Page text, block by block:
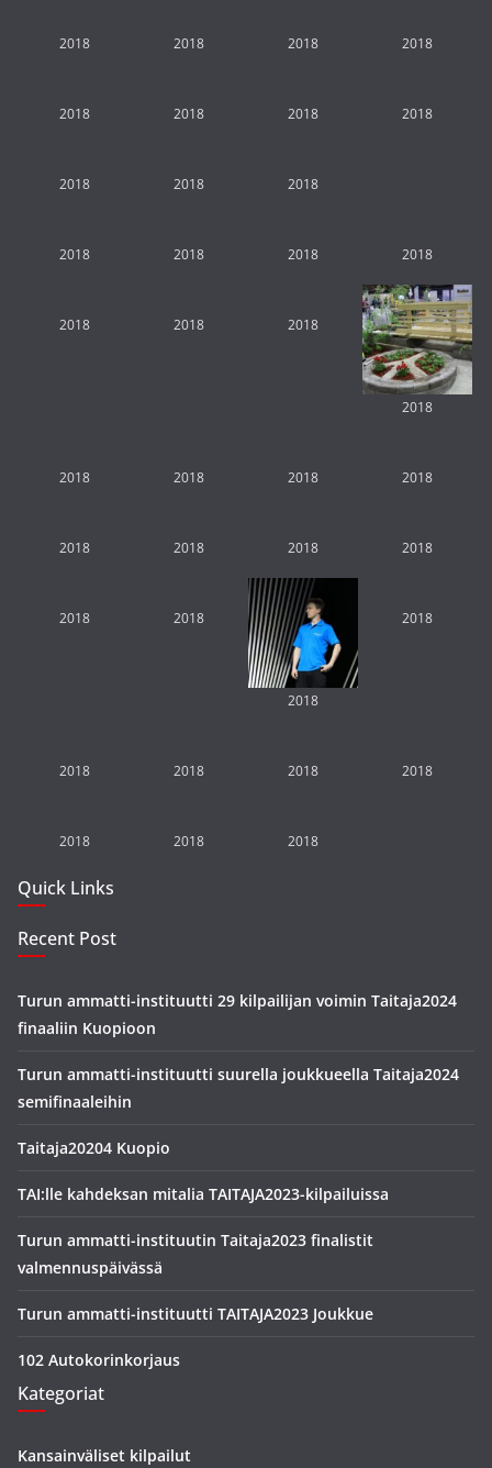
2018 2018 2018 2018
2018 2018 2018 2018
2018 2018 2018
2018 2018 2018 2018
2018 2018 2018
2018
2018 2018 2018 2018
2018 2018 2018 2018
2018 2018
2018
2018
2018 2018 2018 2018
2018 2018 2018
Quick Links
Recent Post
Turun ammatti-instituutti 29 kilpailijan voimin Taitaja2024
finaaliin Kuopioon
Turun ammatti-instituutti suurella joukkueella Taitaja2024
semifinaaleihin
Taitaja20204 Kuopio
TAI:lle kahdeksan mitalia TAITAJA2023-kilpailuissa
Turun ammatti-instituutin Taitaja2023 finalistit
valmennuspäivässä
Turun ammatti-instituutti TAITAJA2023 Joukkue
102 Autokorinkorjaus
Kategoriat
Kansainväliset kilpailut